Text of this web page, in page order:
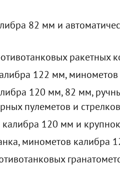
82 мм и
ракетных
122 мм,
120 мм, 82 мм,
пулеметов и
120 мм и
минометов калибра